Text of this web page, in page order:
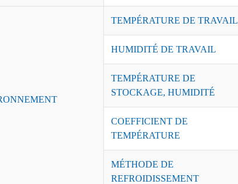
TEMPÉRATURE DE TRAVAIL
HUMIDITÉ DE TRAVAIL
TEMPÉRATURE DE
STOCKAGE, HUMIDITÉ
COEFFICIENT DE
TEMPÉRATURE
MÉTHODE DE
REFROIDISSEMENT